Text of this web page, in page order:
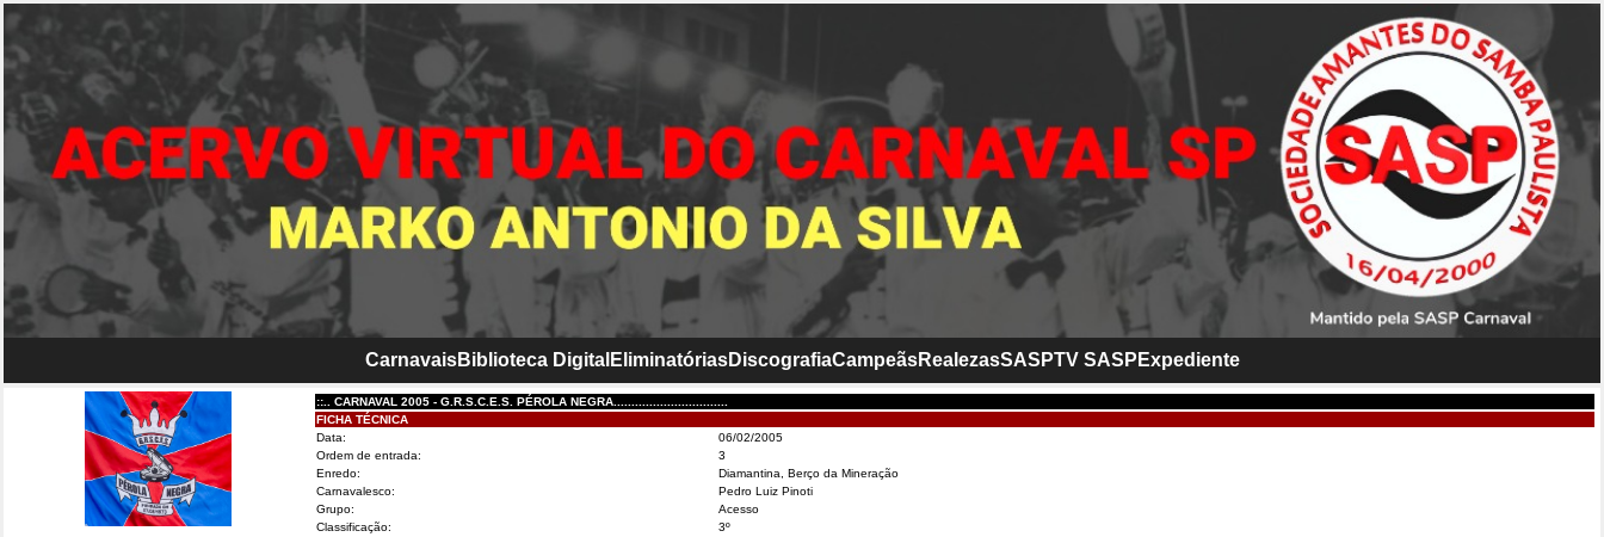
CarnavaisBiblioteca Digital EliminatóriasDiscografiaCampeãsRealezasSASPTV SASP Expediente
::.. CARNAVAL 2005 - G.R.S.C.E.S. PÉROLA NEGRA................................
FICHA TÉCNICA
Data:
06/02/2005
Ordem de entrada:
3
Enredo:
Diamantina, Berço da Mineração
Carnavalesco:
Pedro Luiz Pinoti
Grupo:
Acesso
Classificação:
3º